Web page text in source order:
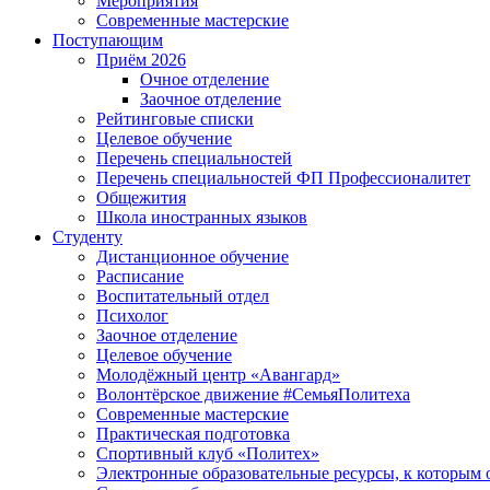
Современные мастерские
Поступающим
Приём 2026
Очное отделение
Заочное отделение
Рейтинговые списки
Целевое обучение
Перечень специальностей
Перечень специальностей ФП Профессионалитет
Общежития
Школа иностранных языков
Студенту
Дистанционное обучение
Расписание
Воспитательный отдел
Психолог
Заочное отделение
Целевое обучение
Молодёжный центр «Авангард»
Волонтёрское движение #СемьяПолитеха
Современные мастерские
Практическая подготовка
Спортивный клуб «Политех»
Электронные образовательные ресурсы, к которым